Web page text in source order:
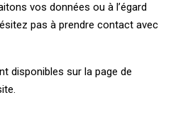
vos données ou à l’égard
pas à prendre contact avec
disponibles sur la page de